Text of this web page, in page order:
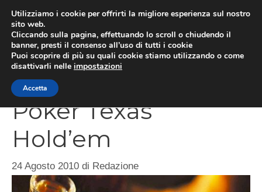
contenuto
Poker Texas
Hold’em
24 Agosto 2010 di Redazione
Utilizziamo i cookie per offrirti la migliore esperienza sul nostro
sito web.
Cliccando sulla pagina, effettuando lo scroll o chiudendo il
banner, presti il consenso all’uso di tutti i cookie
Puoi scoprire di più su quali cookie stiamo utilizzando o come
disattivarli nelle impostazioni
Accetta